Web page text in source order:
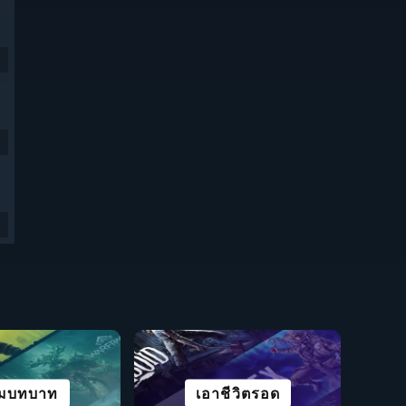
บทบาท เอาชีวิตรอด
โนเวล ไซไฟและไซเบอร์พังก์
งขวัญ ท่องโลกกว้าง
ศนา เน้นการเล่าเรื่อง